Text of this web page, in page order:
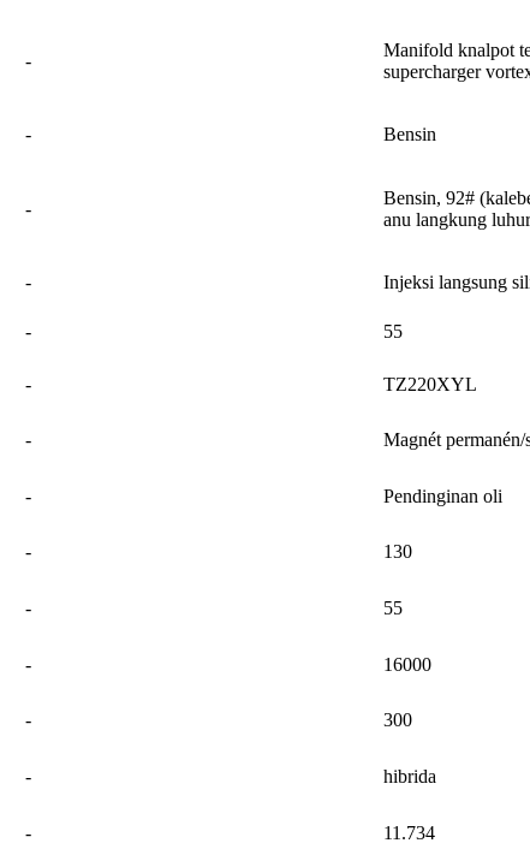
-
Manifold knalpot
supercharger
- Bensin
-
Bensin, 92#
anu langkung luhur
- Injeksi langsung
- 55
- TZ220XYL
- Magnét
- Pendinginan oli
- 130
- 55
- 16000
- 300
- hibrida
- 11.734